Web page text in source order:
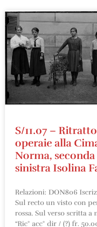
S/11.07 –
operaie alla
Norma, seconda
sinistra Isolina
Relazioni: DON806
Sul recto un visto con
rossa. Sul verso scritta a
“Ric° acc° dir / (?) fr.